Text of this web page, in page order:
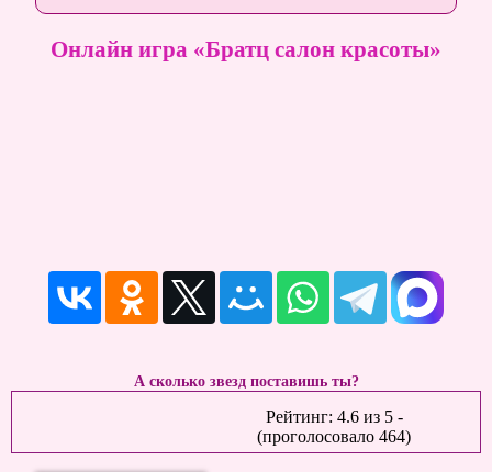
Онлайн игра «Братц салон красоты»
А сколько звезд поставишь ты?
Рейтинг: 4.6из 5-
(проголосовало 464)